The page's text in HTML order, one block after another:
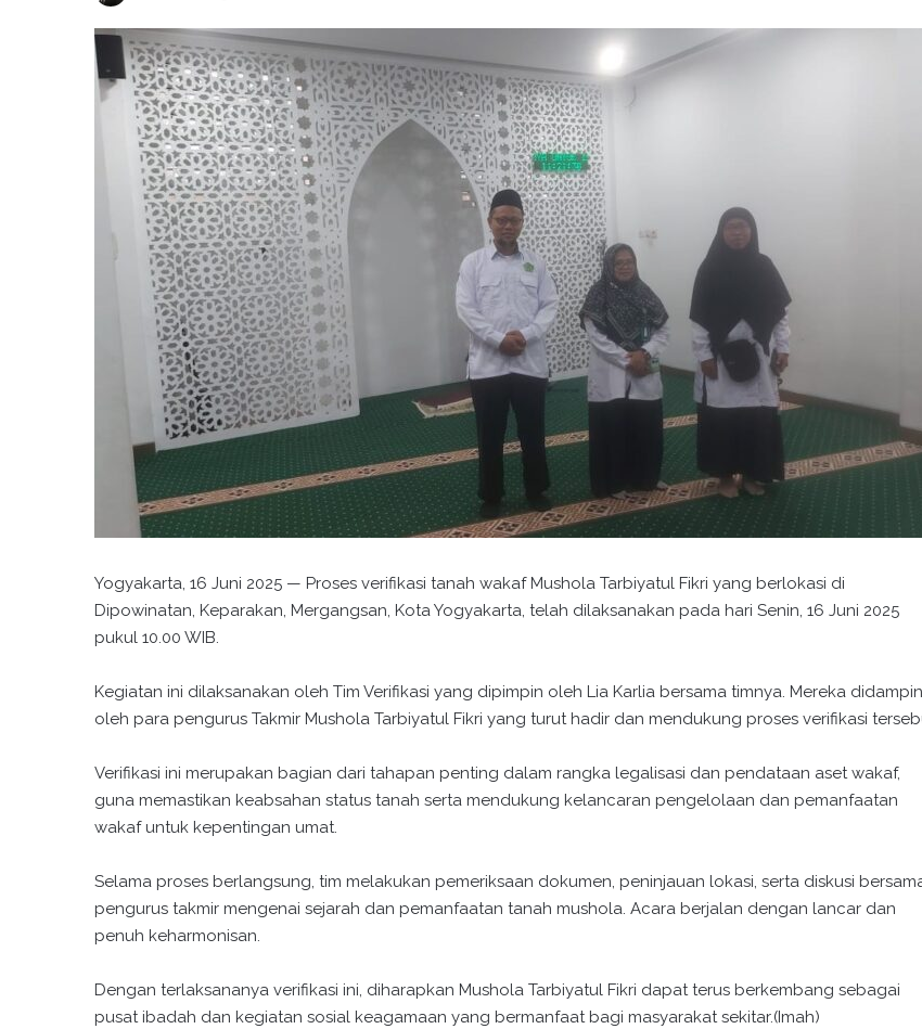
Yogyakarta, 16 Juni 2025 — Proses verifikasi tanah wakaf Mushola Tarbiyatul Fikri yang berlokasi di
Dipowinatan, Keparakan, Mergangsan, Kota Yogyakarta, telah dilaksanakan pada hari Senin, 16 Juni 2025
pukul 10.00 WIB.
Kegiatan ini dilaksanakan oleh Tim Verifikasi yang dipimpin oleh Lia Karlia bersama timnya. Mereka
oleh para pengurus Takmir Mushola Tarbiyatul Fikri yang turut hadir dan mendukung proses verifikasi
Verifikasi ini merupakan bagian dari tahapan penting dalam rangka legalisasi dan pendataan aset wakaf,
guna memastikan keabsahan status tanah serta mendukung kelancaran pengelolaan dan pemanfaatan
wakaf untuk kepentingan umat.
Selama proses berlangsung, tim melakukan pemeriksaan dokumen, peninjauan lokasi, serta diskusi
pengurus takmir mengenai sejarah dan pemanfaatan tanah mushola. Acara berjalan dengan lancar dan
penuh keharmonisan.
Dengan terlaksananya verifikasi ini, diharapkan Mushola Tarbiyatul Fikri dapat terus berkembang sebagai
pusat ibadah dan kegiatan sosial keagamaan yang bermanfaat bagi masyarakat sekitar.(Imah)